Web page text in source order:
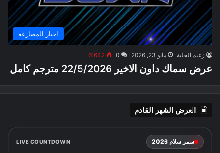
اخبار المصارعة
زعيم الحلبة مايو 23, 2026 0 6٬642
عرض سماك داون الاخير 22/5/2026 مترجم كامل
العرض الشهر القادم
سمر سلام 2026 LIVE COUNTDOWN